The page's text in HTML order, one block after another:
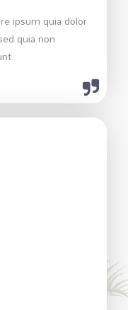
ipsum quia dolor
quia non